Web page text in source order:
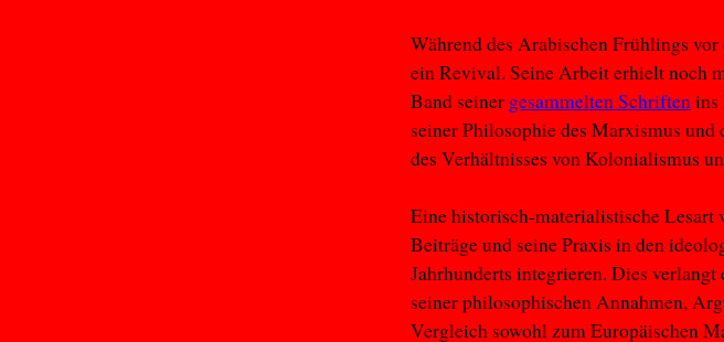
Während des Arabischen Frühlings
ein Revival. Seine Arbeit erhielt noch
Band seiner gesammelten Schriftenins
seiner Philosophie des Marxismus
des Verhältnisses von Kolonialismus
Eine historisch-materialistische Lesart
Beiträge und seine Praxis in den
Jahrhunderts integrieren. Dies
seiner philosophischen Annahmen,
Vergleich sowohl zum Europäischen